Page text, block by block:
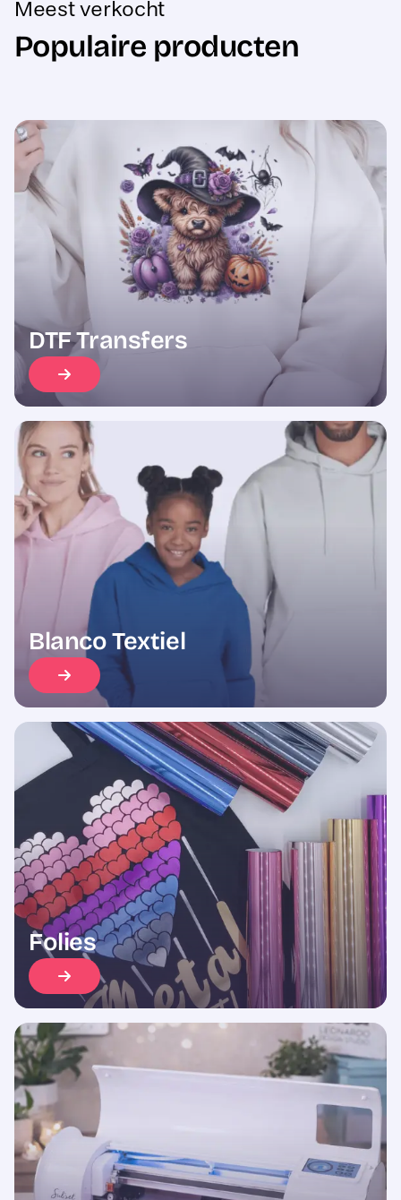
Sale
Populaire producten
DTF Transfers
Blanco Textiel
Folies